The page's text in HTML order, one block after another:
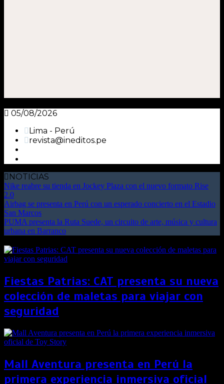
05/08/2026
Lima - Perú
revista@ineditos.pe
NOTICIAS
Nike reabre su tienda en Jockey Plaza con el nuevo formato Rise
2.0
Airbag se presenta en Perú con un esperado concierto en el Estadio
San Marcos
PUMA presenta la Ruta Suede, un circuito de arte, música y cultura
urbana en Barranco
Fiestas Patrias: CAT presenta su nueva
colección de maletas para viajar con
seguridad
Mall Aventura presenta en Perú la
primera experiencia inmersiva oficial